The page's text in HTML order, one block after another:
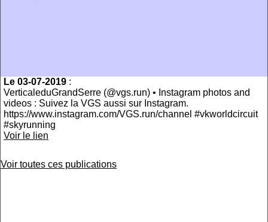
Le 03-07-2019 :
VerticaleduGrandSerre (@vgs.run) • Instagram photos and
videos : Suivez la VGS aussi sur Instagram.
https://www.instagram.com/VGS.run/channel #vkworldcircuit
#skyrunning
Voir le lien
Voir toutes ces publications